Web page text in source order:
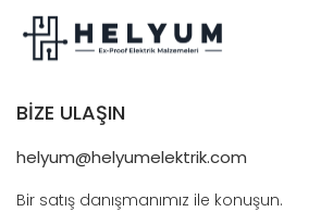
BİZE ULAŞIN
helyum@helyumelektrik.com
Bir satış danışmanımız ile konuşun.